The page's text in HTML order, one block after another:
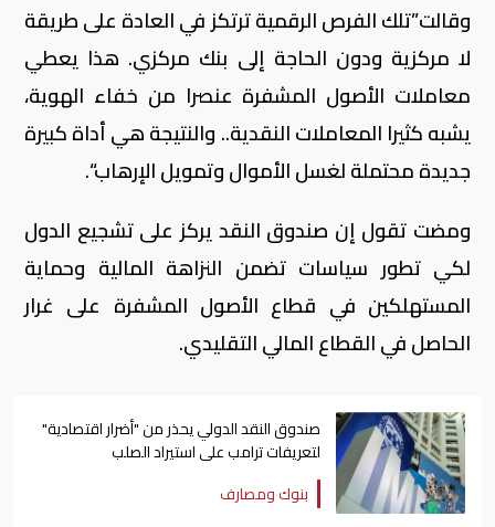
وقالت”تلك الفرص الرقمية ترتكز في العادة على طريقة
لا مركزية ودون الحاجة إلى بنك مركزي. هذا يعطي
معاملات الأصول المشفرة عنصرا من خفاء الهوية،
يشبه كثيرا المعاملات النقدية.. والنتيجة هي أداة كبيرة
جديدة محتملة لغسل الأموال وتمويل الإرهاب“.
ومضت تقول إن صندوق النقد يركز على تشجيع الدول
لكي تطور سياسات تضمن النزاهة المالية وحماية
المستهلكين في قطاع الأصول المشفرة على غرار
الحاصل في القطاع المالي التقليدي.
صندوق النقد الدولي يحذر من "أضرار اقتصادية"
لتعريفات ترامب على استيراد الصلب
بنوك ومصارف